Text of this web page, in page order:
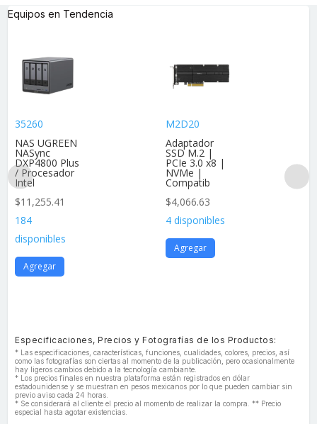
Equipos en Tendencia
35260
NAS UGREEN
NASync
DXP4800 Plus
/ Procesador
Intel
$11,255.41
184
disponibles
Agregar
M2D20
Adaptador
SSD M.2 |
PCIe 3.0 x8 |
NVMe |
Compatib
$4,066.63
4 disponibles
Agregar
Especificaciones, Precios y Fotografías de los Productos:
* Las especificaciones, características, funciones, cualidades, colores, precios, así
como las fotografías son ciertas al momento de la publicación, pero ocasionalmente
hay ligeros cambios debido a la tecnología cambiante.
* Los precios finales en nuestra plataforma están registrados en dólar
estadounidense y se muestran en pesos mexicanos por lo que pueden cambiar sin
previo aviso cada 24 horas.
* Se considerará al cliente el precio al momento de realizar la compra. ** Precio
especial hasta agotar existencias.